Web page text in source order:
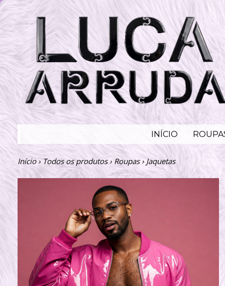
INÍCIO
Início › Todos os produtos › Roupas › Jaquetas